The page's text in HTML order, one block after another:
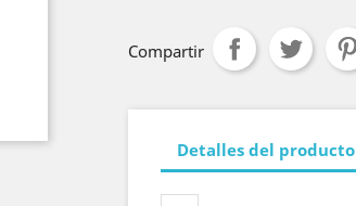
Compartir
Detalles del producto